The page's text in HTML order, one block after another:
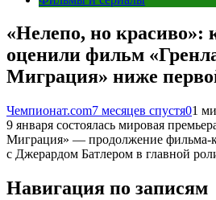
«Нелепо, но красиво»:
оценили фильм
Миграция» ниже
Чемпионат.com7 месяцев спустя01
9 января состоялась мировая
Миграция» — продолжение фильма-
с Джерардом Батлером в главной
Навигация по записям